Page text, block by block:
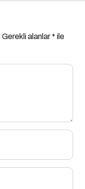
Gerekli alanlar* ile